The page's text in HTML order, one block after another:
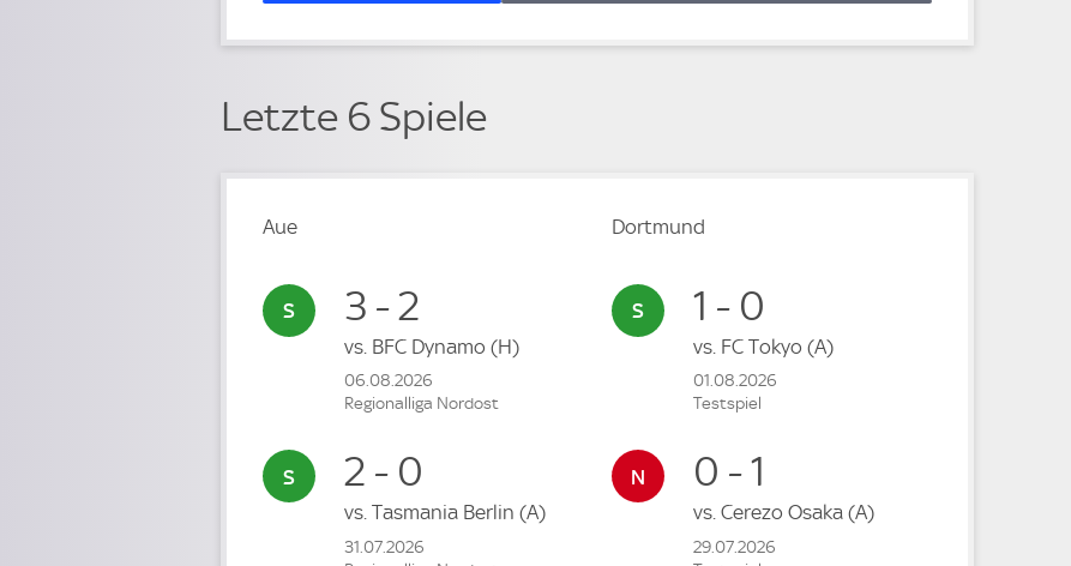
Letzte 6 Spiele
Aue
3 - 2
vs. BFC Dynamo (H)
06.08.2026
Regionalliga Nordost
2 - 0
vs. Tasmania Berlin (A)
31.07.2026
Dortmund
1 - 0
vs. FC Tokyo (A)
01.08.2026
Testspiel
0 - 1
vs. Cerezo Osaka (A)
29.07.2026